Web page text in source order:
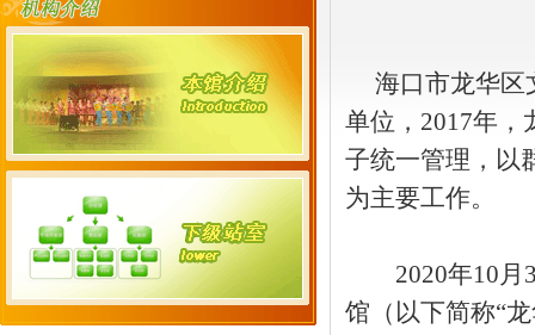
海口市龙华区
单位，2017年，
子统一管理，以
为主要工作。
2020年10月
馆（以下简称“